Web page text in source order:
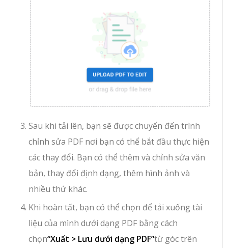
Sau khi tải lên, bạn sẽ được chuyển đến trình
chỉnh sửa PDF nơi bạn có thể bắt đầu thực hiện
các thay đổi. Bạn có thể thêm và chỉnh sửa văn
bản, thay đổi định dạng, thêm hình ảnh và
nhiều thứ khác.
Khi hoàn tất, bạn có thể chọn để tải xuống tài
liệu của mình dưới dạng PDF bằng cách
chọn“Xuất > Lưu dưới dạng PDF”từ góc trên